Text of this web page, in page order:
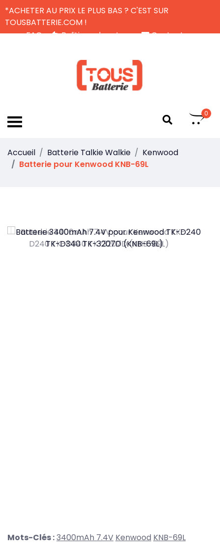
*ACHETER AU PRIX LE PLUS BAS ? C'EST SUR
TOUSBATTERIE.COM !
FAQ
Politique de retour
Contactez-nous
0
Accueil Batterie Talkie Walkie
Kenwood
Batterie pour Kenwood KNB-69L
Mots-Clés :3400mAh 7.4V Kenwood KNB-69L